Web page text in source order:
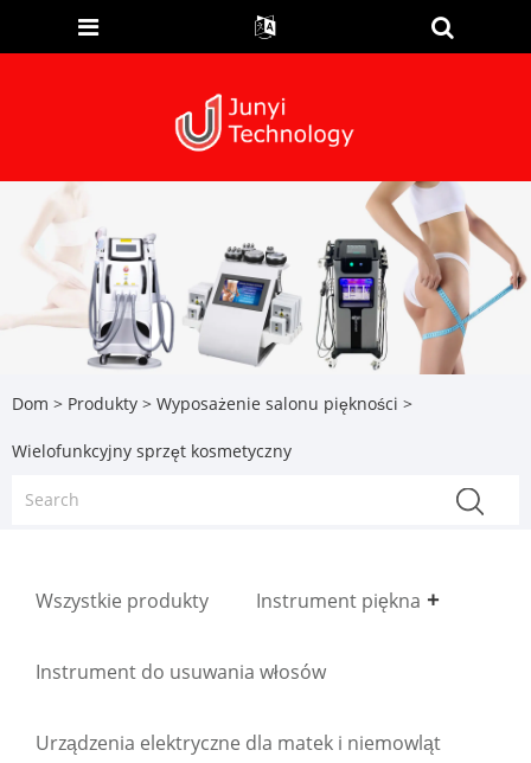
Dom > Produkty > Wyposażenie salonu piękności >
Wielofunkcyjny sprzęt kosmetyczny
Wszystkie produkty Instrument piękna
Instrument do usuwania włosów
Urządzenia elektryczne dla matek i niemowląt